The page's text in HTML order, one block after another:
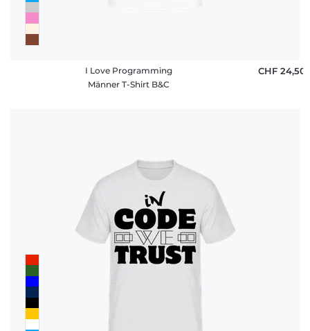
I Love Programming
Männer T-Shirt B&C
CHF 24,50